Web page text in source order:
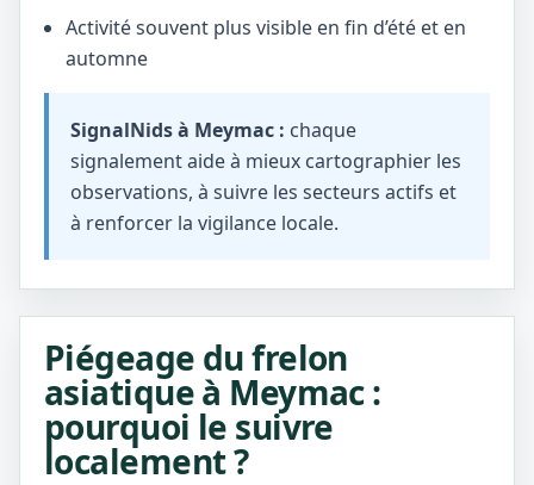
Activité souvent plus visible en fin d’été et en
automne
SignalNids à Meymac : chaque
signalement aide à mieux cartographier les
observations, à suivre les secteurs actifs et
à renforcer la vigilance locale.
Piégeage du frelon
asiatique à Meymac :
pourquoi le suivre
localement ?